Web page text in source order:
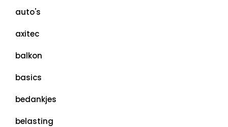
auto's
axitec
balkon
basics
bedankjes
belasting